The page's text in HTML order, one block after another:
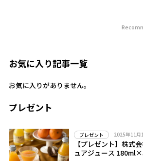
お気に入り記事一覧
お気に入りがありません。
プレゼント
プレゼント 2025年11月
【プレゼント】株式
ュアジュース